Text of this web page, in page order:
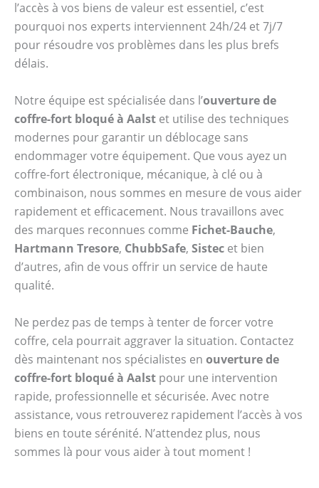
l’accès à vos biens de valeur est essentiel, c’est
pourquoi nos experts interviennent 24h/24 et 7j/7
pour résoudre vos problèmes dans les plus brefs
délais.
Notre équipe est spécialisée dans l’ouverture de
coffre-fort bloqué à Aalst et utilise des techniques
modernes pour garantir un déblocage sans
endommager votre équipement. Que vous ayez un
coffre-fort électronique, mécanique, à clé ou à
combinaison, nous sommes en mesure de vous aider
rapidement et efficacement. Nous travaillons avec
des marques reconnues comme Fichet-Bauche,
Hartmann Tresore, ChubbSafe, Sistec et bien
d’autres, afin de vous offrir un service de haute
qualité.
Ne perdez pas de temps à tenter de forcer votre
coffre, cela pourrait aggraver la situation. Contactez
dès maintenant nos spécialistes en ouverture de
coffre-fort bloqué à Aalst pour une intervention
rapide, professionnelle et sécurisée. Avec notre
assistance, vous retrouverez rapidement l’accès à vos
biens en toute sérénité. N’attendez plus, nous
sommes là pour vous aider à tout moment !